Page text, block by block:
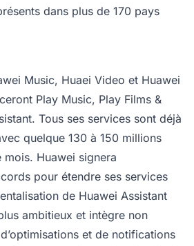
dans plus de 170 pays
Music, Huaei Video et Huawei
Play Music, Play Films &
Tous ses services sont déjà
quelque 130 à 150 millions
mois. Huawei signera
pour étendre ses services
de Huawei Assistant
ambitieux et intègre non
et de notifications